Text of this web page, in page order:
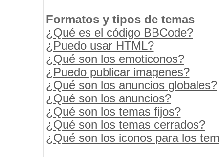
Formatos y tipos de temas
¿Qué es el código BBCode?
¿Puedo usar HTML?
¿Qué son los emoticonos?
¿Puedo publicar imagenes?
¿Qué son los anuncios globales?
¿Qué son los anuncios?
¿Qué son los temas fijos?
¿Qué son los temas cerrados?
¿Qué son los iconos para los